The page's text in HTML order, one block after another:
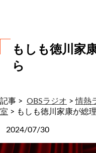
もしも徳川家
ら
記事 > OBSラジオ >情熱
室 > もしも徳川家康が総
2024/07/30